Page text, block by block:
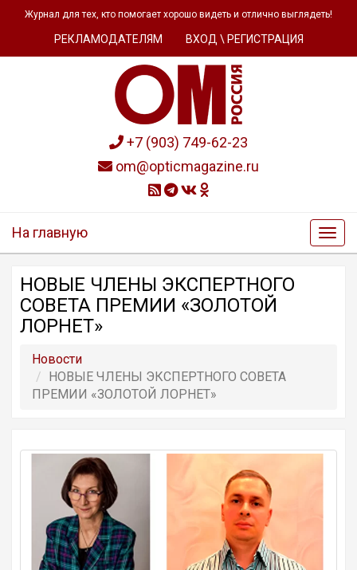
Журнал для тех, кто помогает хорошо видеть и отлично выглядеть!
РЕКЛАМОДАТЕЛЯМ ВХОД \ РЕГИСТРАЦИЯ
+7 (903) 749-62-23
om@opticmagazine.ru
На главную
НОВЫЕ ЧЛЕНЫ ЭКСПЕРТНОГО
СОВЕТА ПРЕМИИ «ЗОЛОТОЙ
ЛОРНЕТ»
Новости
НОВЫЕ ЧЛЕНЫ ЭКСПЕРТНОГО СОВЕТА
ПРЕМИИ «ЗОЛОТОЙ ЛОРНЕТ»